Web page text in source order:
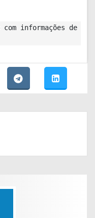
com informações de